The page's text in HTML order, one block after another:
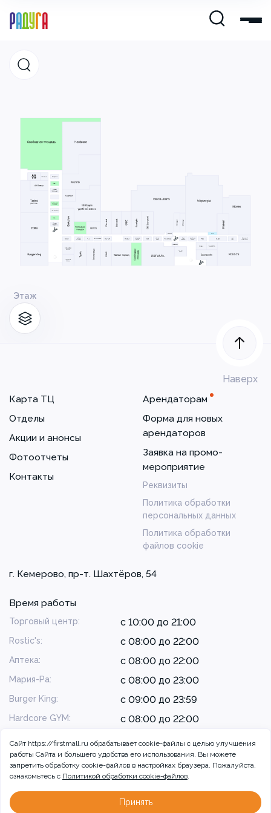
Кафе и рестораны
Услуги и сервис
Свободная площадь
Этаж
Наверх
Карта ТЦ
Отделы
Акции и анонсы
Фотоотчеты
Контакты
Арендаторам
Форма для новых
арендаторов
Заявка на промо-
мероприятие
Реквизиты
Политика обработки
персональных данных
Политика обработки
файлов cookie
г. Кемерово, пр-т. Шахтёров, 54
Время работы
Торговый центр: с 10:00 до 21:00
Rostic's: с 08:00 до 22:00
Аптека: с 08:00 до 22:00
Мария-Ра: с 08:00 до 23:00
Burger King: с 09:00 до 23:59
Hardcore GYM: с 08:00 до 22:00
© 2026 ТРЦ Радуга, г. Кемерово
Сайт https://firstmall.ru обрабатывает cookie-файлы с целью улучшения
работы Сайта и большего удобства его использования. Вы можете
запретить обработку сookie-файлов в настройках браузера. Пожалуйста,
ознакомьтесь с Политикой обработки cookie-файлов.
Принять